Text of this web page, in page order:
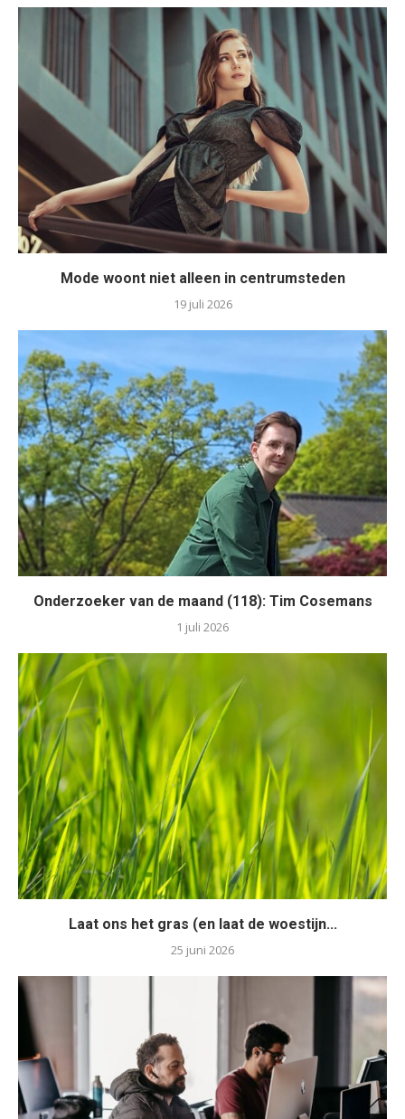
Mode woont niet alleen in centrumsteden
19 juli 2026
Onderzoeker van de maand (118): Tim Cosemans
1 juli 2026
Laat ons het gras (en laat de woestijn...
25 juni 2026